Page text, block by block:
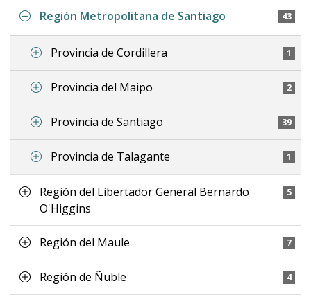
Región Metropolitana de Santiago 43
Provincia de Cordillera 1
Provincia del Maipo 2
Provincia de Santiago 39
Provincia de Talagante 1
Región del Libertador General Bernardo
O'Higgins
5
Región del Maule 7
Región de Ñuble 4